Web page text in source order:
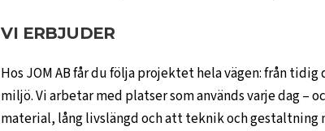
VI ERBJUDER
Hos JOM AB får du följa projektet hela vägen: från
miljö. Vi arbetar med platser som används varje dag –
material, lång livslängd och att teknik och gestaltning